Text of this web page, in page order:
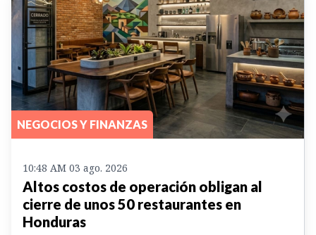
NEGOCIOS Y FINANZAS
10:48 AM 03 ago. 2026
Altos costos de operación obligan al
cierre de unos 50 restaurantes en
Honduras